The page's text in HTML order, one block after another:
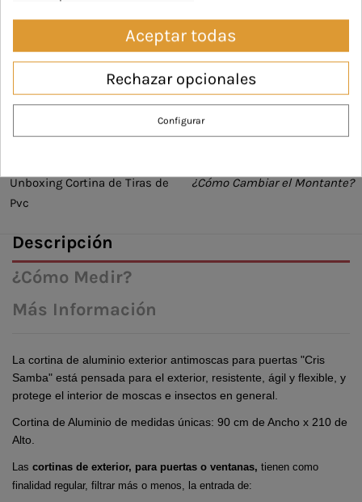
¿Pared o Techo? La
Instalación con Tornillos:
¿Cómo Hacerlo?
Unboxing Cortina de Tiras de
Pvc
¿Cómo Cambiar el Montante?
Descripción
¿Cómo Medir?
Más Información
La cortina de aluminio exterior antimoscas para puertas "Cris
Samba" está pensada para el exterior, resistente, ágil y flexible, y
protege el interior de moscas e insectos en general.
Cortina de Aluminio de medidas únicas: 90 cm de Ancho x 210 de
Alto.
Las cortinas de exterior, para puertas o ventanas, tienen como
finalidad regular, filtrar más o menos, la entrada de:
Aceptar todas
Rechazar opcionales
Configurar